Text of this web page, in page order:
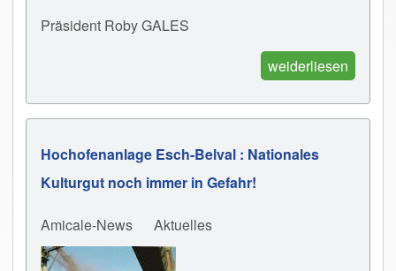
Präsident Roby GALES
weiderliesen
Hochofenanlage Esch-Belval : Nationales
Kulturgut noch immer in Gefahr!
Amicale-News Aktuelles